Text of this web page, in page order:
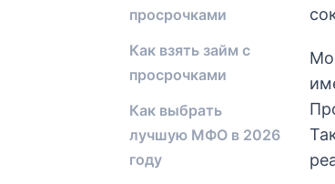
просрочками
Как взять займ с
просрочками
Как выбрать
лучшую МФО в 2026
году